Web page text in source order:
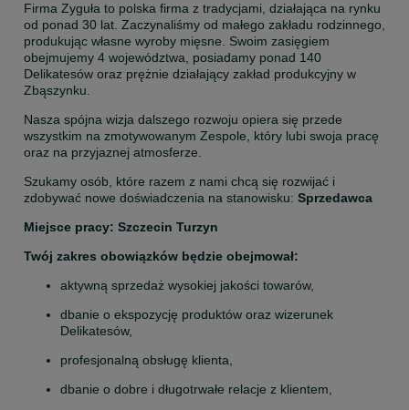
Firma Zyguła to polska firma z tradycjami, działająca na rynku
od ponad 30 lat. Zaczynaliśmy od małego zakładu rodzinnego,
produkując własne wyroby mięsne. Swoim zasięgiem
obejmujemy 4 województwa, posiadamy ponad 140
Delikatesów oraz prężnie działający zakład produkcyjny w
Zbąszynku.
Nasza spójna wizja dalszego rozwoju opiera się przede
wszystkim na zmotywowanym Zespole, który lubi swoja pracę
oraz na przyjaznej atmosferze.
Szukamy osób, które razem z nami chcą się rozwijać i
zdobywać nowe doświadczenia na stanowisku: Sprzedawca
Miejsce pracy: Szczecin Turzyn
Twój zakres obowiązków będzie obejmował:
aktywną sprzedaż wysokiej jakości towarów,
dbanie o ekspozycję produktów oraz wizerunek
Delikatesów,
profesjonalną obsługę klienta,
dbanie o dobre i długotrwałe relacje z klientem,